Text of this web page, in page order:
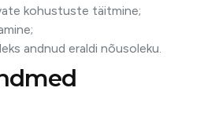
kohustuste täitmine;
andnud eraldi nõusoleku.